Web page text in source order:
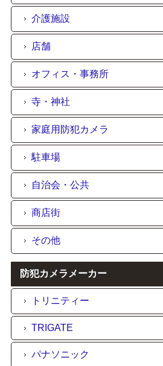
介護施設
店舗
オフィス・事務所
寺・神社
家庭用防犯カメラ
駐車場
自治会・公共
商店街
その他
防犯カメラメーカー
トリニティー
TRIGATE
パナソニック